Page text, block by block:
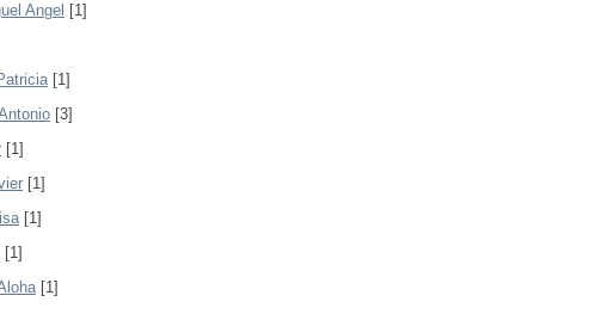
Angel [1]
[1]
[3]
[1]
[1]
[1]
[1]
[1]